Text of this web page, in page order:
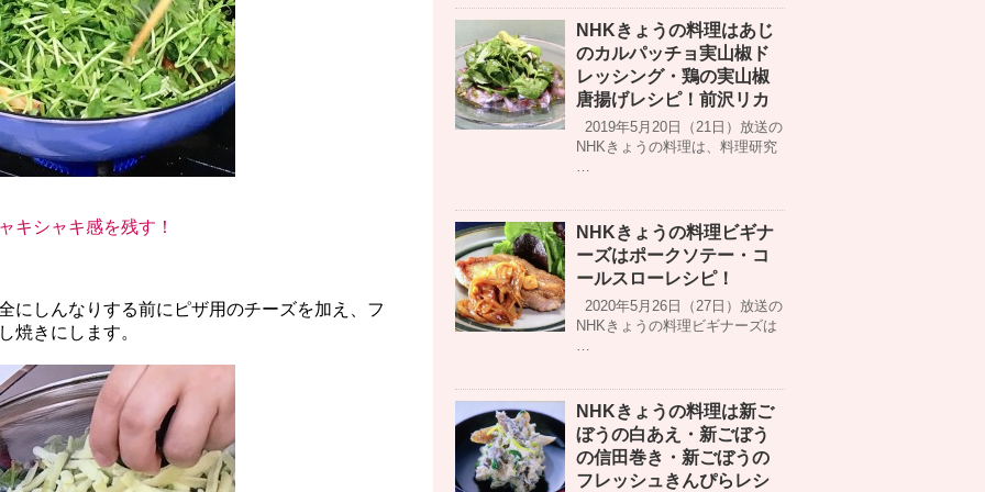
キシャキ感を残す！
にしんなりする前にピザ用のチーズを加え、フ
焼きにします。
NHKきょうの料理はあじ
のカルパッチョ実山椒ド
レッシング・鶏の実山椒
唐揚げレシピ！前沢リカ
2019年5月20日（21日）放送の
NHKきょうの料理は、料理研究
…
NHKきょうの料理ビギナ
ーズはポークソテー・コ
ールスローレシピ！
2020年5月26日（27日）放送の
NHKきょうの料理ビギナーズは
…
NHKきょうの料理は新ご
ぼうの白あえ・新ごぼう
の信田巻き・新ごぼうの
フレッシュきんぴらレシ